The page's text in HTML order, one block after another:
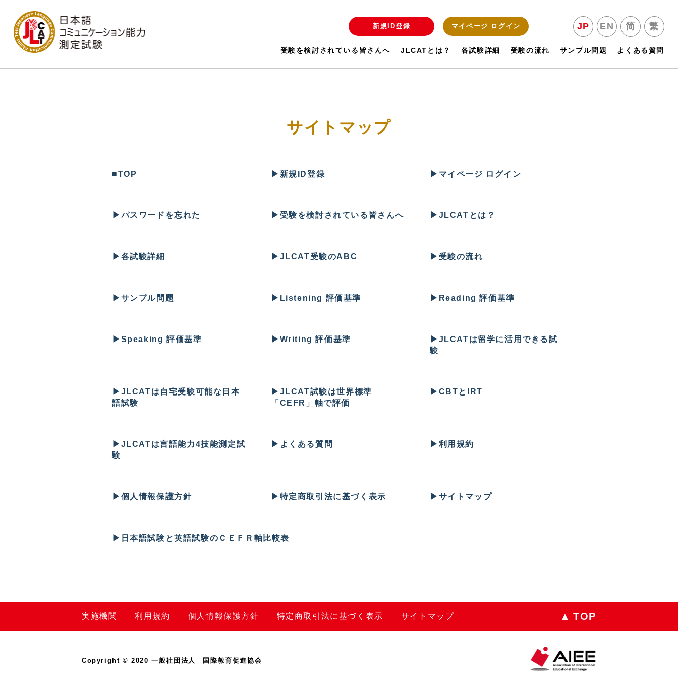
JP EN 简 繁
新規ID登録 マイページ ログイン
受験を検討されている皆さんへ JLCATとは？ 各試験詳細 受験の流れ サンプル問題 よくある質問
サイトマップ
■TOP ▶︎ 新規ID登録 ▶︎ マイページ ログイン
▶︎パスワードを忘れた ▶︎ 受験を検討されている皆さんへ ▶︎ JLCATとは？
▶︎ 各試験詳細 ▶︎ JLCAT受験のABC ▶︎ 受験の流れ
▶︎ サンプル問題 ▶︎ Listening 評価基準 ▶︎ Reading 評価基準
▶︎ Speaking 評価基準 ▶︎ Writing 評価基準 ▶︎ JLCATは留学に活用できる試
験
▶︎ JLCATは 自宅受験可能な日本
語試験
▶︎ JLCAT試験は世界標準
「CEFR」軸で評価
▶︎ CBTとIRT
▶︎ JLCATは言語能力4技能測定試
験
▶︎ よくある質問 ▶︎ 利用規約
▶︎ 個人情報保護方針 ▶︎ 特定商取引法に基づく表示 ▶︎ サイトマップ
▶︎ 日本語試験と英語試験の ＣＥＦＲ軸比較表
実施機関 利用規約 個人情報保護方針 特定商取引法に基づく表示 サイトマップ ▲ TOP
Copyright © 2020一般社団法人 国際教育促進協会